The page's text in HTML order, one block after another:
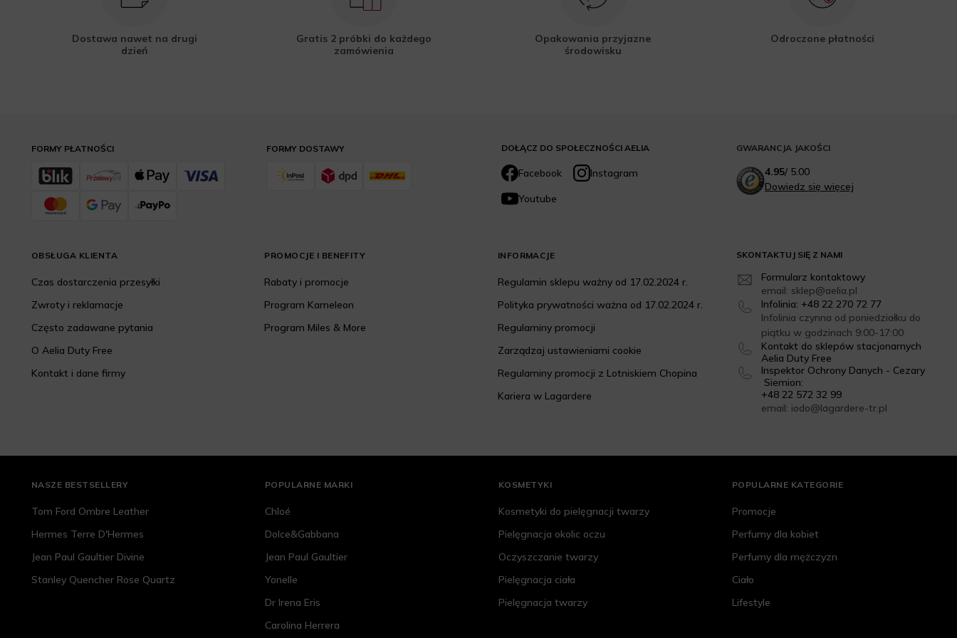
Dostawa nawet na drugi
dzień
Gratis 2 próbki do każdego
zamówienia
Opakowania przyjazne
środowisku
Odroczone płatności
DOŁĄCZ DO SPOŁECZNOŚCI AELIA
Facebook
Instagram
Youtube
SKONTAKTUJ SIĘ Z NAMI
Formularz kontaktowy
email: sklep@aelia.pl
Infolinia: +48 22 270 72 77
Infolinia czynna od poniedziałku do
piątku w godzinach 9:00-17:00
Kontakt do sklepów stacjonarnych
Aelia Duty Free
Inspektor Ochrony Danych - Cezary
Siemion:
+48 22 572 32 99
email: iodo@lagardere-tr.pl
FORMY DOSTAWY
FORMY PŁATNOŚCI
OBSŁUGA KLIENTA
Czas dostarczenia przesyłki
Zwroty i reklamacje
Często zadawane pytania
O Aelia Duty Free
Kontakt i dane firmy
PROMOCJE I BENEFITY
Rabaty i promocje
Program Kameleon
Program Miles & More
INFORMACJE
Regulamin sklepu ważny od 17.02.2024 r.
Polityka prywatności ważna od 17.02.2024 r.
Regulaminy promocji
Zarządzaj ustawieniami cookie
Regulaminy promocji z Lotniskiem Chopina
Kariera w Lagardere
GWARANCJA JAKOŚCI
4.95/5.00
Dowiedz się więcej
NASZE BESTSELLERY
Tom Ford Ombre Leather
Hermes Terre D'Hermes
Jean Paul Gaultier Divine
Stanley Quencher Rose Quartz
POPULARNE MARKI
Chloé
Dolce&Gabbana
Jean Paul Gaultier
Yonelle
Dr Irena Eris
Carolina Herrera
KOSMETYKI
Kosmetyki do pielęgnacji twarzy
Pielęgnacja okolic oczu
Oczyszczanie twarzy
Pielęgnacja ciała
Pielęgnacja twarzy
POPULARNE KATEGORIE
Promocje
Perfumy dla kobiet
Perfumy dla mężczyzn
Ciało
Lifestyle